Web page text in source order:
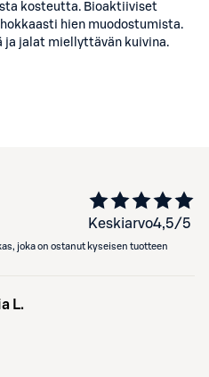
kosteutta. Bioaktiiviset
hien muodostumista.
ja jalat miellyttävän kuivina.
Keskiarvo4,5/5
joka on ostanut kyseisen tuotteen
L.